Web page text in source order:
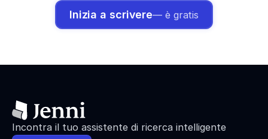
Inizia a scrivere— è gratis
Incontra il tuo assistente di ricerca intelligente